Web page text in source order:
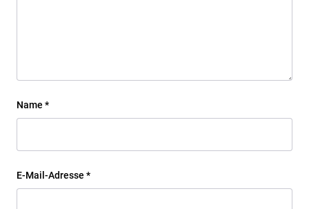
Name *
E-Mail-Adresse *